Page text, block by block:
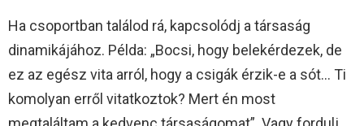
Ha csoportban találod rá, kapcsolódj a társaság
dinamikájához. Példa: „Bocsi, hogy belekérdezek, de
ez az egész vita arról, hogy a csigák érzik-e a sót… Ti
komolyan erről vitatkoztok? Mert én most